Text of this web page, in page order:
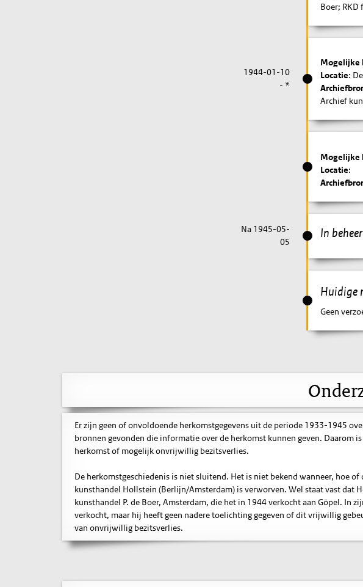
Boer;
1944-01-10
- *
Mogelijke
Locatie:
Archief
Mogelijke
Locatie:
In
Na 1945-05-
05
Huidige
Geen
Er zijn geen of onvoldoende herkomstgegevens uit de periode 1933-1945
bronnen gevonden die informatie over de herkomst kunnen geven. Daarom
herkomst of mogelijk onvrijwillig bezitsverlies.
De herkomstgeschiedenis is niet sluitend. Het is niet bekend wanneer, hoe
kunsthandel Hollstein (Berlijn/Amsterdam) is verworven. Wel staat vast dat
kunsthandel P. de Boer, Amsterdam, die het in 1944 verkocht aan Göpel. In
verkocht, maar hij heeft geen nadere toelichting gegeven of dit vrijwillig
van onvrijwillig bezitsverlies.